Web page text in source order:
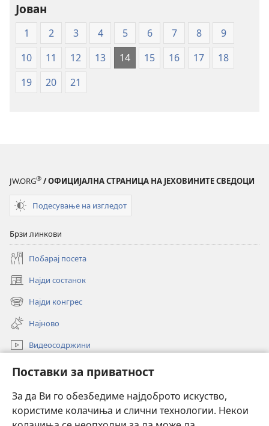
Поставки за приватност
За да Ви го обезбедиме најдоброто искуство,
користиме колачиња и слични технологии. Некои
писмо
—
превод
Нов
Јован
1 2 3 4 5 6 7 8
9
10
11 12 13 14 15 16 17
18
19
20 21
JW.ORG® / ОФИЦИЈАЛНА СТРАНИЦА НА ЈЕХОВИНИТЕ СВЕДОЦИ
Подесување на изгледот
Брзи линкови
Побарај посета
Најди состанок
(opens
new
window)
Најди конгрес
(opens
new
window)
Најново
Видеосодржини
(opens